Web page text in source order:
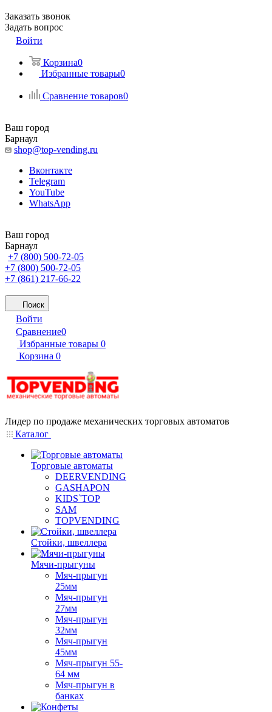
Заказать звонок
Задать вопрос
Войти
Корзина0
Избранные товары0
Сравнение товаров0
Ваш город
Барнаул
shop@top-vending.ru
Вконтакте
Telegram
YouTube
WhatsApp
Ваш город
Барнаул
+7 (800) 500-72-05
+7 (800) 500-72-05
+7 (861) 217-66-22
Поиск
Войти
Сравнение0
Избранные товары 0
Корзина 0
Лидер по продаже механических торговых автоматов
Каталог
Торговые автоматы
DEERVENDING
GASHAPON
KIDS`TOP
SAM
TOPVENDING
Стойки, швеллера
Мячи-прыгуны
Мяч-прыгун
25мм
Мяч-прыгун
27мм
Мяч-прыгун
32мм
Мяч-прыгун
45мм
Мяч-прыгун 55-
64 мм
Мяч-прыгун в
банках